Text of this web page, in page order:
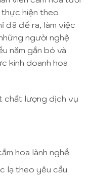
thực hiện theo
đã đề ra, làm việc
người nghệ
năm gắn bó và
kinh doanh hoa
chất lượng dịch vụ
hoa lành nghề
lạ theo yêu cầu